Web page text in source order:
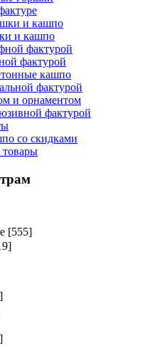
и кашпо
и кашпо
фактурой
фактурой
кашпо
фактурой
и орнаментом
фактурой
со скидками
товары
[555]